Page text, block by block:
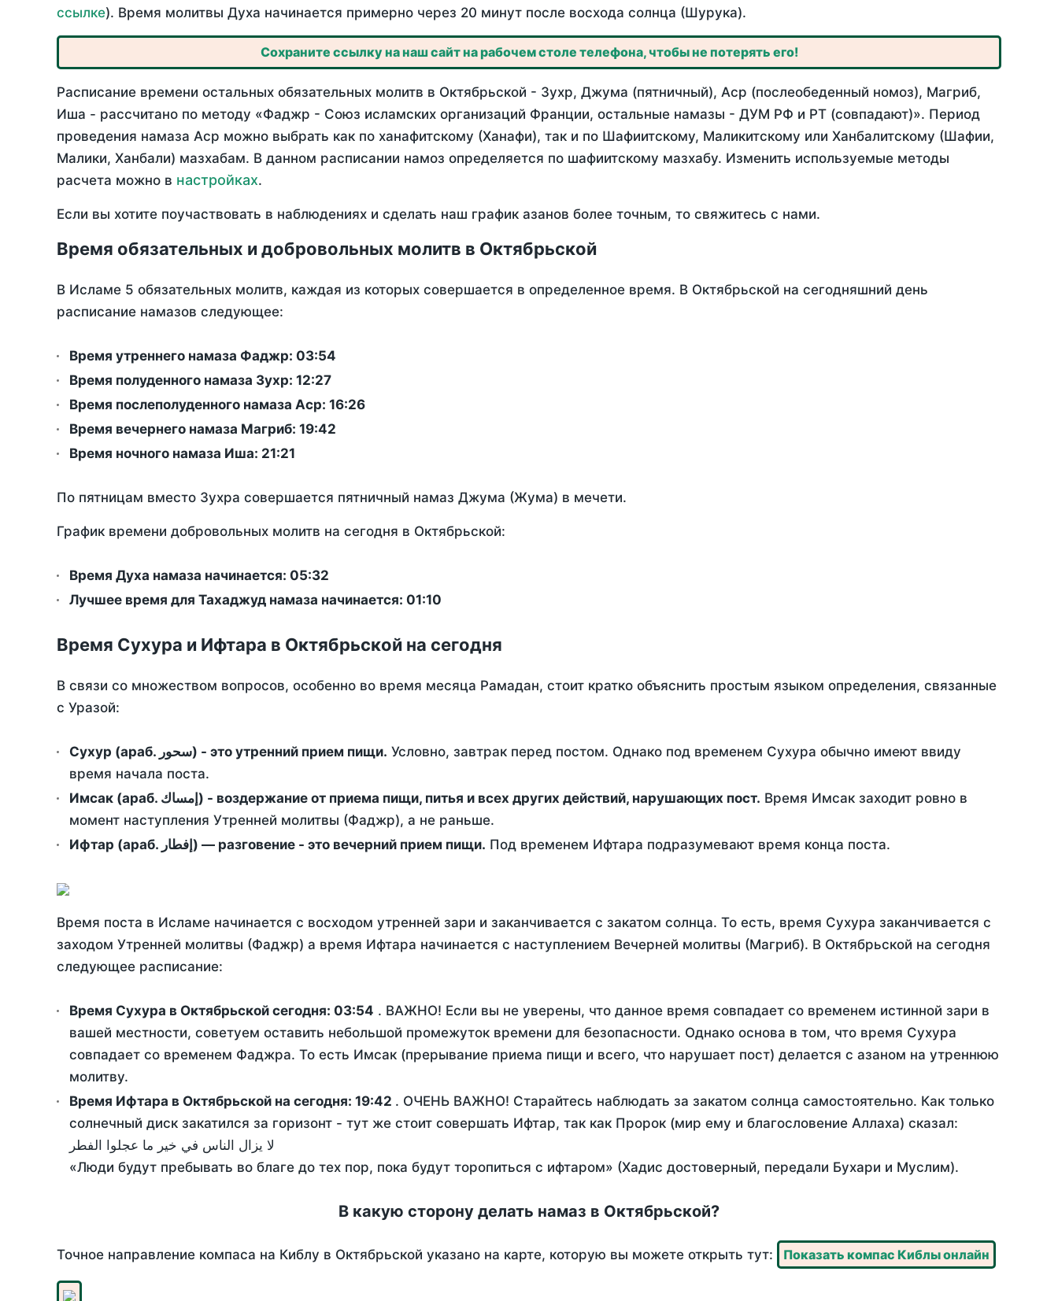
ссылке). Время молитвы Духа начинается примерно через 20 минут после восхода солнца (Шурука).
Сохраните ссылку на наш сайт на рабочем столе телефона, чтобы не потерять его!
Расписание времени остальных обязательных молитв в Октябрьской - Зухр, Джума (пятничный), Аср (послеобеденный номоз), Магриб,
Иша - рассчитано по методу «Фаджр - Союз исламских организаций Франции, остальные намазы - ДУМ РФ и РТ (совпадают)». Период
проведения намаза Аср можно выбрать как по ханафитскому (Ханафи), так и по Шафиитскому, Маликитскому или Ханбалитскому (Шафии,
Малики, Ханбали) мазхабам. В данном расписании намоз определяется по шафиитскому мазхабу. Изменить используемые методы
расчета можно в настройках.
Если вы хотите поучаствовать в наблюдениях и сделать наш график азанов более точным, то свяжитесь с нами.
Время обязательных и добровольных молитв в Октябрьской
В Исламе 5 обязательных молитв, каждая из которых совершается в определенное время. В Октябрьской на сегодняшний день
расписание намазов следующее:
Время утреннего намаза Фаджр: 03:54
Время полуденного намаза Зухр: 12:27
Время послеполуденного намаза Аср: 16:26
Время вечернего намаза Магриб: 19:42
Время ночного намаза Иша: 21:21
По пятницам вместо Зухра совершается пятничный намаз Джума (Жума) в мечети.
График времени добровольных молитв на сегодня в Октябрьской:
Время Духа намаза начинается: 05:32
Лучшее время для Тахаджуд намаза начинается: 01:10
Время Сухура и Ифтара в Октябрьской на сегодня
В связи со множеством вопросов, особенно во время месяца Рамадан, стоит кратко объяснить простым языком определения, связанные
с Уразой:
Сухур (араб. سحور) - это утренний прием пищи. Условно, завтрак перед постом. Однако под временем Сухура обычно имеют ввиду
время начала поста.
Имсак (араб. إمساك) - воздержание от приема пищи, питья и всех других действий, нарушающих пост. Время Имсак заходит ровно в
момент наступления Утренней молитвы (Фаджр), а не раньше.
Ифтар (араб. إفطار) — разговение - это вечерний прием пищи. Под временем Ифтара подразумевают время конца поста.
Время поста в Исламе начинается с восходом утренней зари и заканчивается с закатом солнца. То есть, время Сухура заканчивается с
заходом Утренней молитвы (Фаджр) а время Ифтара начинается с наступлением Вечерней молитвы (Магриб). В Октябрьской на сегодня
следующее расписание:
Время Сухура в Октябрьской сегодня: 03:54 . ВАЖНО! Если вы не уверены, что данное время совпадает со временем истинной зари в
вашей местности, советуем оставить небольшой промежуток времени для безопасности. Однако основа в том, что время Сухура
совпадает со временем Фаджра. То есть Имсак (прерывание приема пищи и всего, что нарушает пост) делается с азаном на утреннюю
молитву.
Время Ифтара в Октябрьской на сегодня: 19:42 . ОЧЕНЬ ВАЖНО! Старайтесь наблюдать за закатом солнца самостоятельно. Как только
солнечный диск закатился за горизонт - тут же стоит совершать Ифтар, так как Пророк (мир ему и благословение Аллаха) сказал:
لا يزال الناس في خير ما عجلوا الفطر
«Люди будут пребывать во благе до тех пор, пока будут торопиться с ифтаром» (Хадис достоверный, передали Бухари и Муслим).
В какую сторону делать намаз в Октябрьской?
Точное направление компаса на Киблу в Октябрьской указано на карте, которую вы можете открыть тут: Показать компас Киблы онлайн